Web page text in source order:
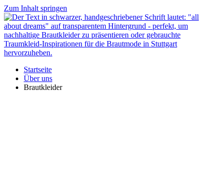
Zum Inhalt springen
Startseite
Über uns
Brautkleider